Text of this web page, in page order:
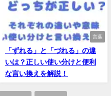
言葉
「ずれる」と「づれる」の違
いは？正しい使い分けと便利
な言い換えを解説！